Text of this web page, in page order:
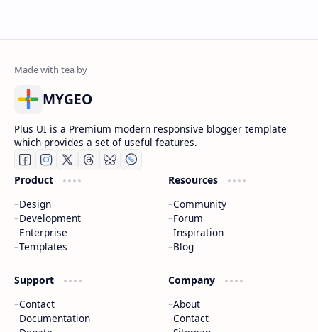
MYGEO
Plus UI is a Premium modern responsive blogger template
which provides a set of useful features.
Product
Design
Development
Enterprise
Templates
Resources
Community
Forum
Inspiration
Blog
Support
Contact
Documentation
Company
About
Contact